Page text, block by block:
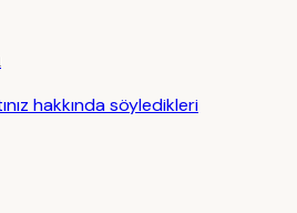
hakkında söyledikleri